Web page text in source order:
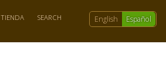
TIENDA SEARCH English Español